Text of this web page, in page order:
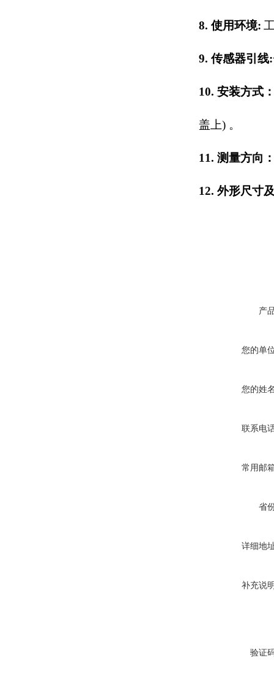
8. 使用环境:
9. 传感器引线:
10. 安装方式
盖上) 。
11. 测量方向
12. 外形尺寸
产
您的单
您的姓
联系电
常用邮
省
详细地
补充说
验证